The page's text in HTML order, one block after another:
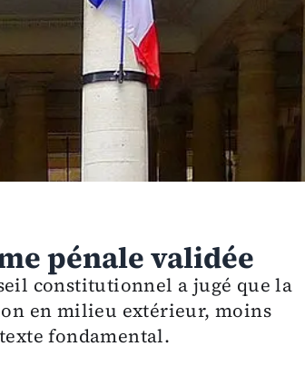
pénale validée
constitutionnel a jugé que la
en milieu extérieur, moins
fondamental.